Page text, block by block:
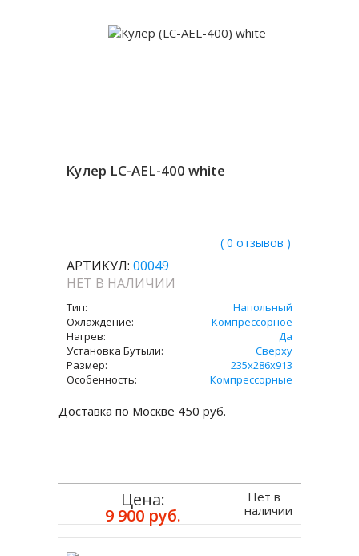
Кулер LC-AEL-400 white
( 0 отзывов )
АРТИКУЛ: 00049
НЕТ В НАЛИЧИИ
Тип:
Напольный
Охлаждение:
Компрессорное
Нагрев:
Да
Установка Бутыли:
Сверху
Размер:
235х286х913
Особенность:
Компрессорные
Доставка по Москве 450 руб.
Цена:
9 900 руб.
Нет в
наличии